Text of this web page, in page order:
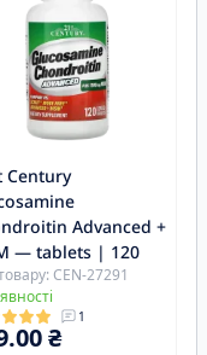
Century
Advanced +
— tablets | 120
CEN-27291
1
₴